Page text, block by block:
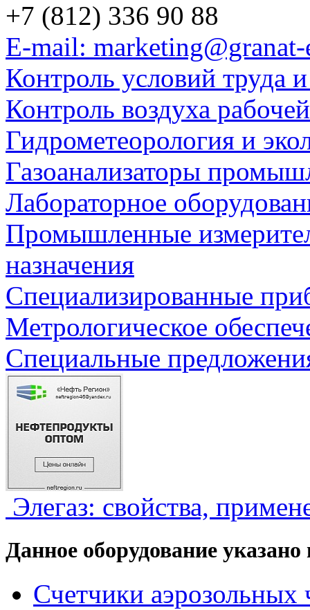
+7 (812) 336 90 88
E-mail:
Контроль условий труда
Контроль воздуха
Гидрометеорология и
Газоанализаторы
Лабораторное
Промышленные
назначения
Специализированные
Метрологическое
Специальные
Элегаз: свойства,
Данное оборудование
Счетчики аэрозольных